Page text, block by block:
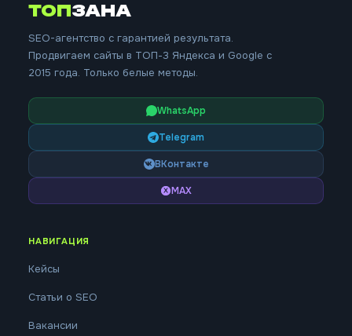
ТОПЗАНА
SEO-агентство с гарантией результата.
Продвигаем сайты в ТОП-3 Яндекса и Google с
2015 года. Только белые методы.
WhatsApp
Telegram
ВКонтакте
MAX
НАВИГАЦИЯ
Кейсы
Статьи о SEO
Вакансии